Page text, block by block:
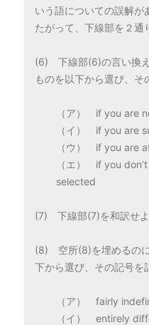
いう語についての誤解が
たがって、下線部を２通
(6) 下線部(6)の言い換
ものを以下から選び、そ
（ア） if you are
（イ） if you are
（ウ） if you are
（エ） if you
selected
(7) 下線部(7)を和訳せよ
(8) 空所(8)を埋めるの
下から選び、その記号を
（ア） fairly
（イ） entirely